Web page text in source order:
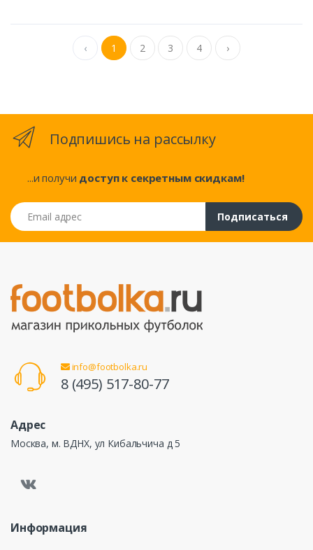
‹ 1 2 3 4 ›
Подпишись на рассылку
...и получи доступ к секретным скидкам!
Email адрес
Подписаться
info@footbolka.ru
8 (495) 517-80-77
Адрес
Москва, м. ВДНХ, ул Кибальчича д 5
Информация